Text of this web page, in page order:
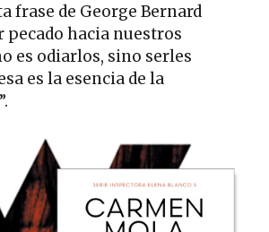
frase de George Bernard
pecado hacia nuestros
es odiarlos, sino serles
es la esencia de la